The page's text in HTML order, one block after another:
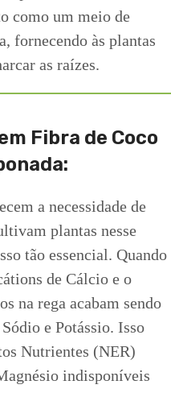
como um meio de
fornecendo às plantas
as raízes.
Fibra de Coco
:
a necessidade de
plantas nesse
tão essencial. Quando
de Cálcio e o
na rega acabam sendo
e Potássio. Isso
Nutrientes (NER)
indisponíveis